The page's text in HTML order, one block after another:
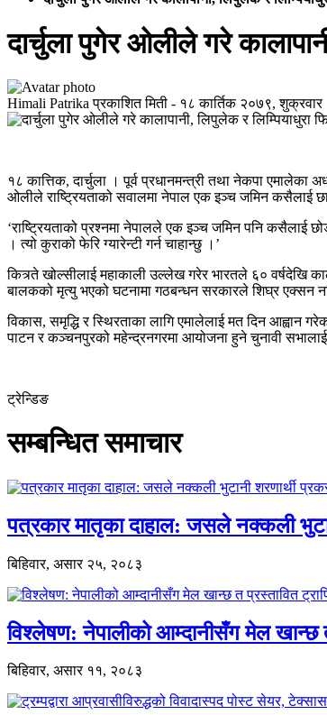
दार्चुला पुगेर ओलीले गरे
Himali Patrika प्रकाशित मिती - १८ कार्तिक २०७९, शुक्रवार
१८ कात्तिक, दार्चुला । पूर्व प्रधानमन्त्री तथा नेकपा एमालेका
ओलीले राष्ट्रियताको सवालमा नेपाल एक इञ्च जमिन कसैलाई
‘राष्ट्रियताको प्रश्नमा नेपालले एक इञ्च जमिन पनि कसैलाई
। त्यो कुराको फेरि ग्यारेन्टी गर्न चाहान्छु ।’
कित्र्ते खोल्सीलाई महाकाली उल्लेख गरेर भारतले ६० वर्षदेखि
बालकको मृत्यु भएको घटनामा गठबन्धन सरकारले शिघ्र एक्सन
विकास, समृद्धि र स्थिरताका लागि एमालेलाई मत दिन आह्वान
पाटन र कञ्चनपुरको महेन्द्रनगरमा आयोजना हुने चुनावी सभालाई
ट्रेन्डिङ
सम्बन्धित समाचार
पत्रकार मातृका दाहाल: जसले नक्कली
बिहिवार, असार २५, २०८३
विश्लेषण: नेपालीको आम्दानीसँग मेल खान्छ
बिहिवार, असार ११, २०८३